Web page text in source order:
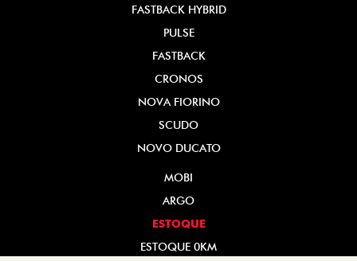
FASTBACK HYBRID
PULSE
FASTBACK
CRONOS
NOVA FIORINO
SCUDO
NOVO DUCATO
MOBI
ARGO
ESTOQUE
ESTOQUE 0KM